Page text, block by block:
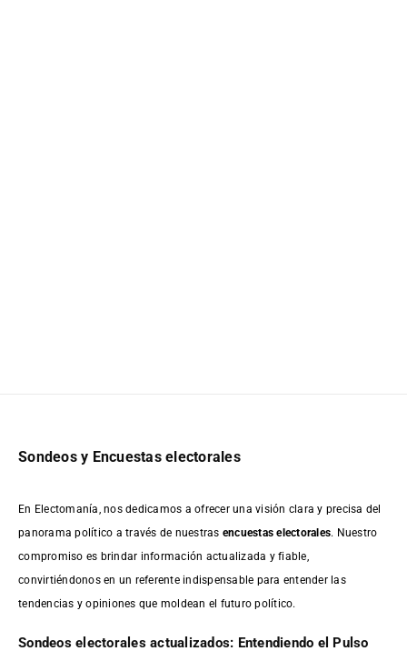
Sondeos y Encuestas electorales
En Electomanía, nos dedicamos a ofrecer una visión clara y precisa del
panorama político a través de nuestras encuestas electorales. Nuestro
compromiso es brindar información actualizada y fiable,
convirtiéndonos en un referente indispensable para entender las
tendencias y opiniones que moldean el futuro político.
Sondeos electorales actualizados: Entendiendo el Pulso